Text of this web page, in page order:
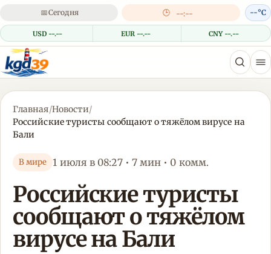
📅Сегодня 🕒 --:--
USD --.-- EUR --.-- CNY --.--
--°C
Главная/Новости/
Российские туристы сообщают о тяжёлом вирусе на
Бали
В мире 1 июля в 08:27 • 7 мин • 0 комм.
Российские туристы
сообщают о тяжёлом
вирусе на Бали